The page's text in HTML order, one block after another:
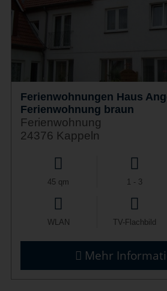
Ferienwohnungen Haus
Ferienwohnung braun
Ferienwohnung
24376 Kappeln
45 qm 1 - 3
WLAN TV-Flachbild
Mehr